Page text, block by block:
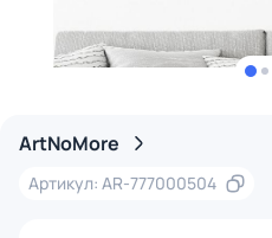
ArtNoMore
Артикул: AR-777000504